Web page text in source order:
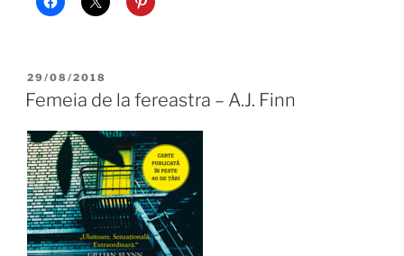
POSTED
ON
29/08/2018
Femeia de la fereastra – A.J. Finn